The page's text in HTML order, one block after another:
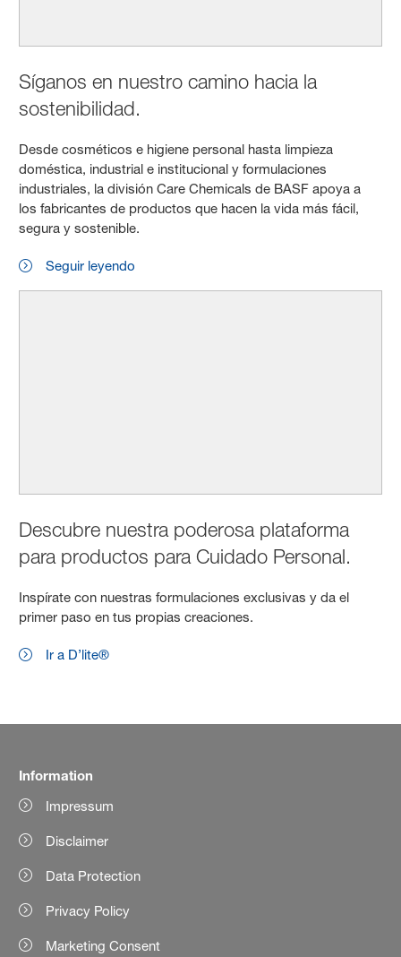
Síganos en nuestro camino hacia la
sostenibilidad.
Desde cosméticos e higiene personal hasta limpieza
doméstica, industrial e institucional y formulaciones
industriales, la división Care Chemicals de BASF apoya a
los fabricantes de productos que hacen la vida más fácil,
segura y sostenible.
Seguir leyendo
Descubre nuestra poderosa plataforma
para productos para Cuidado Personal.
Inspírate con nuestras formulaciones exclusivas y da el
primer paso en tus propias creaciones.
Ir a D’lite®
Information
Impressum
Disclaimer
Data Protection
Privacy Policy
Marketing Consent